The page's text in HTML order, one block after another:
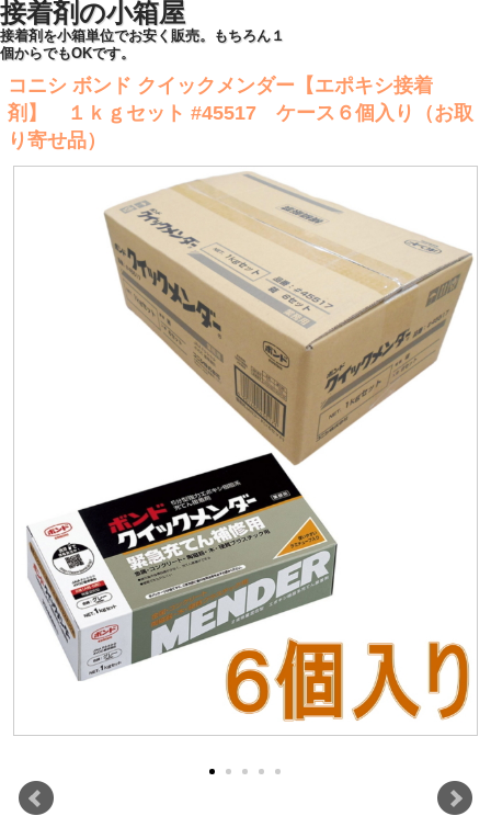
接着剤の小箱屋
接着剤を小箱単位でお安く販売。もちろん１
個からでもOKです。
コニシ ボンド クイックメンダー【エポキシ接着
剤】 １ｋｇセット #45517 ケース６個入り（お取
り寄せ品）